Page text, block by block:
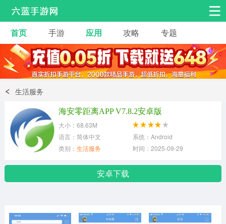
安卓手游 手游工具
热门手游 角色扮演 益智休闲
动作射击
冒险解谜
体育竞技
首页 手游 应用 攻略 专题
生活服务
海安零距离APP V7.8.2安卓版
大小：68.63M
语言：简体中文
系统：Android
类别： 生活服务 时间：2025-09-29
安卓下载